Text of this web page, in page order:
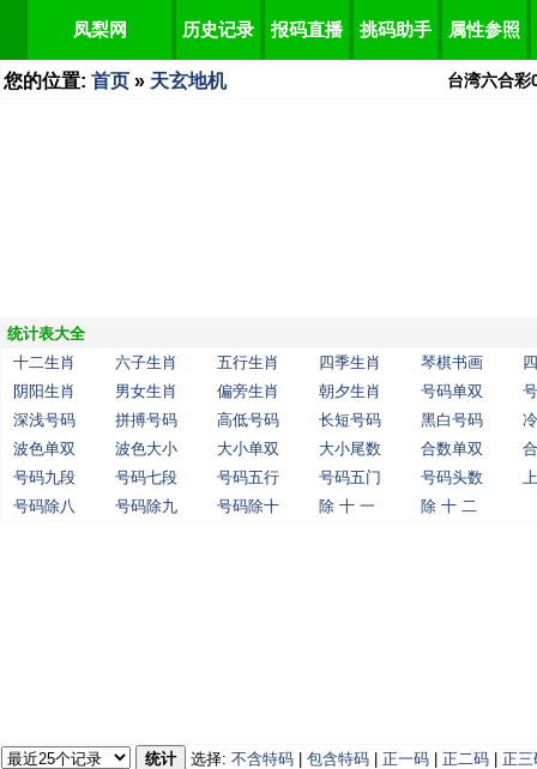
凤梨网 历史记录 报码直播 挑码助手 属性参照
您的位置: 首页 » 天玄地机 台湾六合彩
统计表大全
十二生肖
六子生肖 五行生肖 四季生肖 琴棋书画
阴阳生肖
男女生肖 偏旁生肖 朝夕生肖 号码单双
深浅号码
拼搏号码 高低号码 长短号码 黑白号码
波色单双
波色大小 大小单双 大小尾数 合数单双
号码九段
号码七段 号码五行 号码五门 号码头数
号码除八
号码除九 号码除十 除 十 一 除 十 二
统计 选择: 不含特码 包含特码 正一码 正二码
正三